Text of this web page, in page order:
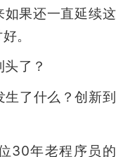
果还一直延续这
。
了？
生了什么？创新到
30年老程序员的